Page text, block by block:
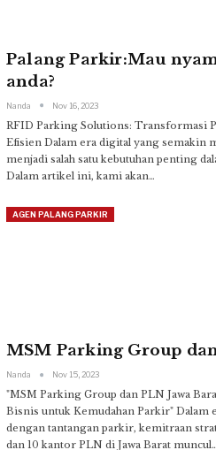
Palang Parkir:Mau
anda?
Nanda Nov 16, 2023
RFID Parking Solutions: Transformasi
Efisien Dalam era digital yang semakin
menjadi salah satu kebutuhan penting
Dalam artikel ini, kami akan…
AGEN PALANG PARKIR
MSM Parking Group
Nanda Nov 15, 2023
"MSM Parking Group dan PLN Jawa
Bisnis untuk Kemudahan Parkir" Dalam
dengan tantangan parkir, kemitraan
dan 10 kantor PLN di Jawa Barat muncul…